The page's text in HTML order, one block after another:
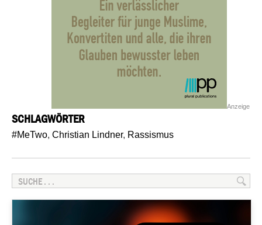
Anzeige
SCHLAGWÖRTER
#MeTwo, Christian Lindner, Rassismus